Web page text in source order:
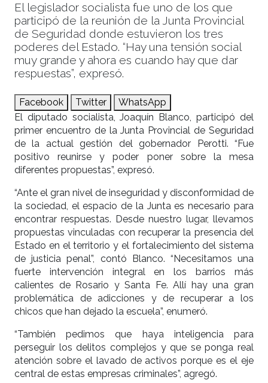
El legislador socialista fue uno de los que
participó de la reunión de la Junta Provincial
de Seguridad donde estuvieron los tres
poderes del Estado. “Hay una tensión social
muy grande y ahora es cuando hay que dar
respuestas”, expresó.
Facebook Twitter
WhatsApp
El diputado socialista, Joaquín Blanco, participó del
primer encuentro de la Junta Provincial de Seguridad
de la actual gestión del gobernador Perotti. “Fue
positivo reunirse y poder poner sobre la mesa
diferentes propuestas”, expresó.
“Ante el gran nivel de inseguridad y disconformidad de
la sociedad, el espacio de la Junta es necesario para
encontrar respuestas. Desde nuestro lugar, llevamos
propuestas vinculadas con recuperar la presencia del
Estado en el territorio y el fortalecimiento del sistema
de justicia penal”, contó Blanco. “Necesitamos una
fuerte intervención integral en los barrios más
calientes de Rosario y Santa Fe. Allí hay una gran
problemática de adicciones y de recuperar a los
chicos que han dejado la escuela”, enumeró.
“También pedimos que haya inteligencia para
perseguir los delitos complejos y que se ponga real
atención sobre el lavado de activos porque es el eje
central de estas empresas criminales”, agregó.